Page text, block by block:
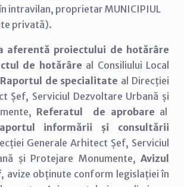
intravilan, proprietar MUNICIPIUL
privată).
aferentă proiectului de hotărâre
de hotărâre al Consiliului Local
Raportul de specialitate al Direcției
Șef, Serviciul Dezvoltare Urbană și
Referatul de aprobare al
informării și consultării
Generale Arhitect Șef, Serviciul
și Protejare Monumente, Avizul
, avize obținute conform legislației în